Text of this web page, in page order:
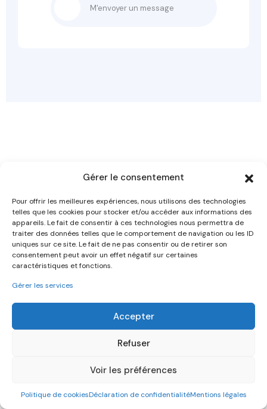
Gérer le consentement
Pour offrir les meilleures expériences, nous utilisons des technologies
telles que les cookies pour stocker et/ou accéder aux informations des
appareils. Le fait de consentir à ces technologies nous permettra de
traiter des données telles que le comportement de navigation ou les ID
uniques sur ce site. Le fait de ne pas consentir ou de retirer son
consentement peut avoir un effet négatif sur certaines
caractéristiques et fonctions.
Gérer les services
Accepter
Refuser
Voir les préférences
Politique de cookiesDéclaration de confidentialitéMentions légales
M'envoyer un message
PRÉSENTATION
Pierre
Viéville,Concepteur web.
En faisant le choix d'une véritable agence de création
services qualitatifs à prix réduits en plus d'une relation
unique avec votre prestataire de site Internet.
Generated byMPG